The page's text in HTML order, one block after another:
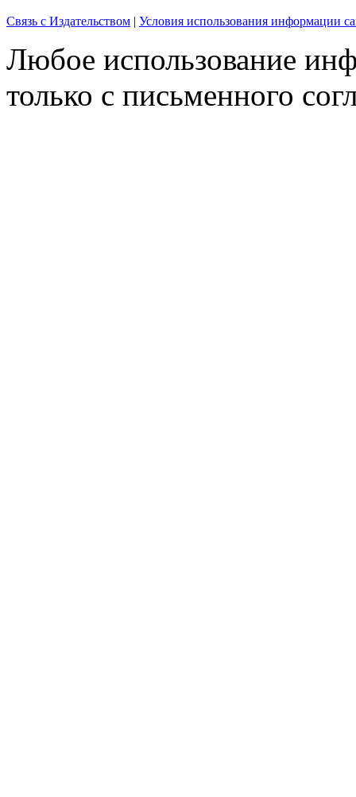
Связь с Издательством | Условия использования информации
Любое использование
только с письменного